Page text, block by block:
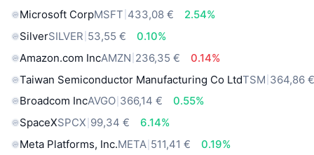
Microsoft CorpMSFT 433,08 €
2.54%
SilverSILVER 53,55 €
0.10%
Amazon.com IncAMZN 236,35 €
0.14%
Taiwan Semiconductor Manufacturing Co LtdTSM 364,86
Broadcom IncAVGO 366,14 €
0.55%
SpaceXSPCX 99,34 €
6.14%
Meta Platforms, Inc.META 511,41 €
0.19%